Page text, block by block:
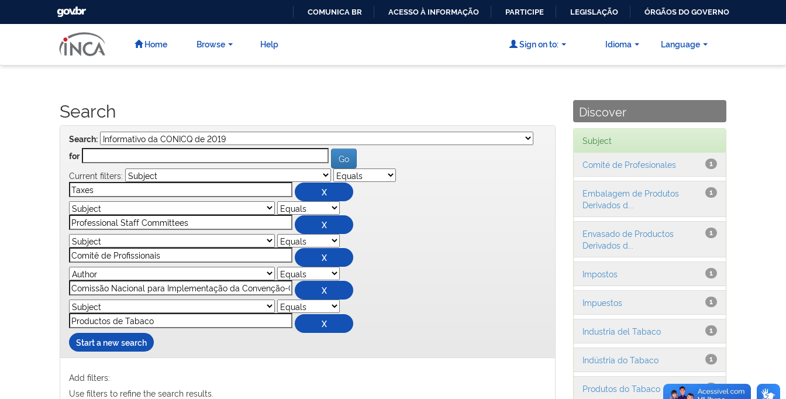
CONTEÚDO
GOVBR
COMUNICA BR ACESSO À INFORMAÇÃO PARTICIPE LEGISLAÇÃO ÓRGÃOS DO GOVERNO
Home Browse Help Language
Sign on to: Idioma
Search
Search:
for
Current filters:
Start a new search
Add filters:
Use filters to refine the search results.
Discover
Subject
1
Comité de Profesionales
1
Embalagem de Produtos
Derivados d...
1
Envasado de Productos
Derivados d...
1
Impostos
1
Impuestos
1
Industria del Tabaco
1
Indústria do Tabaco
1
Produtos do Tabaco